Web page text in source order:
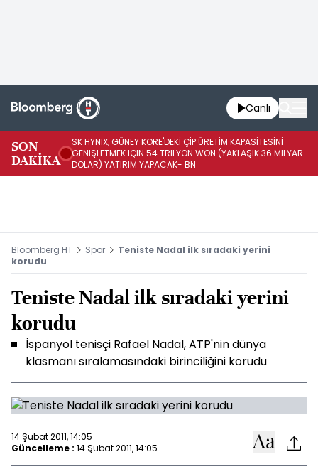
Canlı
SON
DAKİKA
SK HYNIX, GÜNEY KORE'DEKİ ÇİP ÜRETİM KAPASİTESİNİ
GENİŞLETMEK İÇİN 54 TRİLYON WON (YAKLAŞIK 36 MİLYAR
DOLAR) YATIRIM YAPACAK- BN
Bloomberg HT Spor
Teniste Nadal ilk sıradaki yerini
korudu
Teniste Nadal ilk sıradaki yerini
korudu
İspanyol tenisçi Rafael Nadal, ATP'nin dünya
klasmanı sıralamasındaki birinciliğini korudu
14 Şubat 2011, 14:05
Güncelleme : 14 Şubat 2011, 14:05